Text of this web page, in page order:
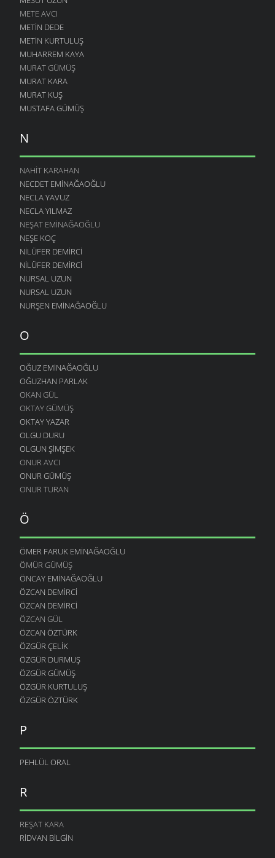
METE AVCI
METIN DEDE
METIN KURTULUŞ
MUHARREM KAYA
MURAT GÜMÜŞ
MURAT KARA
MURAT KUŞ
MUSTAFA GÜMÜŞ
N
NAHIT KARAHAN
NECDET EMINAĞAOĞLU
NECLA YAVUZ
NECLA YILMAZ
NEŞAT EMINAĞAOĞLU
NEŞE KOÇ
NILÜFER DEMIRCI
NILÜFER DEMIRCI
NURSAL UZUN
NURSAL UZUN
NURŞEN EMINAĞAOĞLU
O
OĞUZ EMINAĞAOĞLU
OĞUZHAN PARLAK
OKAN GÜL
OKTAY GÜMÜŞ
OKTAY YAZAR
OLGU DURU
OLGUN ŞIMŞEK
ONUR AVCI
ONUR GÜMÜŞ
ONUR TURAN
Ö
ÖMER FARUK EMINAĞAOĞLU
ÖMÜR GÜMÜŞ
ÖNCAY EMINAĞAOĞLU
ÖZCAN DEMIRCI
ÖZCAN DEMIRCI
ÖZCAN GÜL
ÖZCAN ÖZTÜRK
ÖZGÜR ÇELIK
ÖZGÜR DURMUŞ
ÖZGÜR GÜMÜŞ
ÖZGÜR KURTULUŞ
ÖZGÜR ÖZTÜRK
P
PEHLÜL ORAL
R
REŞAT KARA
RIDVAN BILGIN